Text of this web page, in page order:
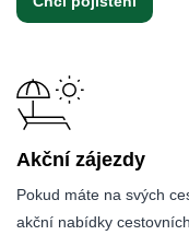
Akční zájezdy
Pokud máte na svých
akční nabídky